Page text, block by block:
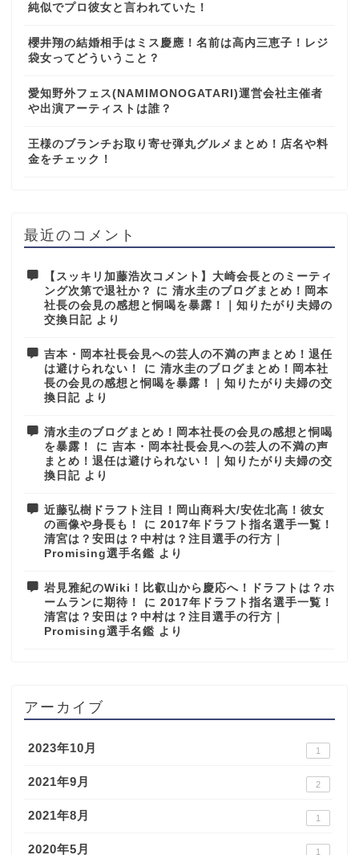
純似でプロ彼女と言われていた！
櫻井翔の結婚相手はミス慶應！名前は高内三恵子！レジ
袋女ってどういうこと？
愛知野外フェス(NAMIMONOGATARI)運営会社主催者
や出演アーティストは誰？
王様のブランチお取り寄せ弾丸グルメまとめ！店名や料
金をチェック！
最近のコメント
【スッキリ加藤浩次コメント】大崎会長とのミーティ
ング次第で退社か？
に 清水圭のブログまとめ！岡本
社長の会見の感想と恫喝を暴露！｜知りたがり夫婦の
交換日記 より
吉本・岡本社長会見への芸人の不満の声まとめ！退任
は避けられない！
に 清水圭のブログまとめ！岡本社
長の会見の感想と恫喝を暴露！｜知りたがり夫婦の交
換日記 より
清水圭のブログまとめ！岡本社長の会見の感想と恫喝
を暴露！
に 吉本・岡本社長会見への芸人の不満の声
まとめ！退任は避けられない！｜知りたがり夫婦の交
換日記 より
近藤弘樹ドラフト注目！岡山商科大/安佐北高！彼女
の画像や身長も！
に 2017年ドラフト指名選手一覧！
清宮は？安田は？中村は？注目選手の行方｜
Promising選手名鑑 より
岩見雅紀のWiki！比叡山から慶応へ！ドラフトは？ホ
ームランに期待！
に 2017年ドラフト指名選手一覧！
清宮は？安田は？中村は？注目選手の行方｜
Promising選手名鑑 より
アーカイブ
2023年10月 1
2021年9月 2
2021年8月 1
2020年5月 1